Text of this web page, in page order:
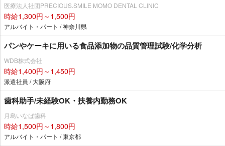
医療法人社団PRECIOUS.SMILE MOMO DENTAL CLINIC
時給1,300円～1,500円
アルバイト・パート / 神奈川県
パンやケーキに用いる食品添加物の品質管理試験/化学分析
WDB株式会社
時給1,400円～1,450円
派遣社員 / 大阪府
歯科助手/未経験OK・扶養内勤務OK
月島いなば歯科
時給1,500円～1,800円
アルバイト・パート / 東京都